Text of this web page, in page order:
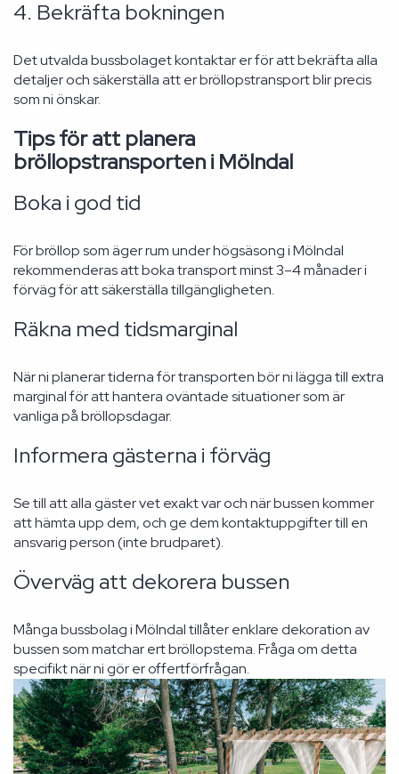
4. Bekräfta bokningen
Det utvalda bussbolaget kontaktar er för att bekräfta alla
detaljer och säkerställa att er bröllopstransport blir precis
som ni önskar.
Tips för att planera
bröllopstransporten i Mölndal
Boka i god tid
För bröllop som äger rum under högsäsong i Mölndal
rekommenderas att boka transport minst 3–4 månader i
förväg för att säkerställa tillgängligheten.
Räkna med tidsmarginal
När ni planerar tiderna för transporten bör ni lägga till extra
marginal för att hantera oväntade situationer som är
vanliga på bröllopsdagar.
Informera gästerna i förväg
Se till att alla gäster vet exakt var och när bussen kommer
att hämta upp dem, och ge dem kontaktuppgifter till en
ansvarig person (inte brudparet).
Överväg att dekorera bussen
Många bussbolag i Mölndal tillåter enklare dekoration av
bussen som matchar ert bröllopstema. Fråga om detta
specifikt när ni gör er offertförfrågan.